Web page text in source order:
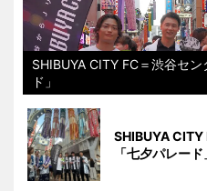
SHIBUYA CITY FC＝渋谷セ
ド」
SHIBUYA CITY
「七夕パレード